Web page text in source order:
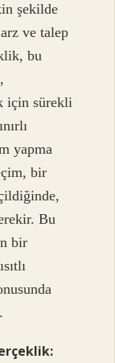
şekilde
arz ve talep
bu
için sürekli
yapma
bir
Bu
bir